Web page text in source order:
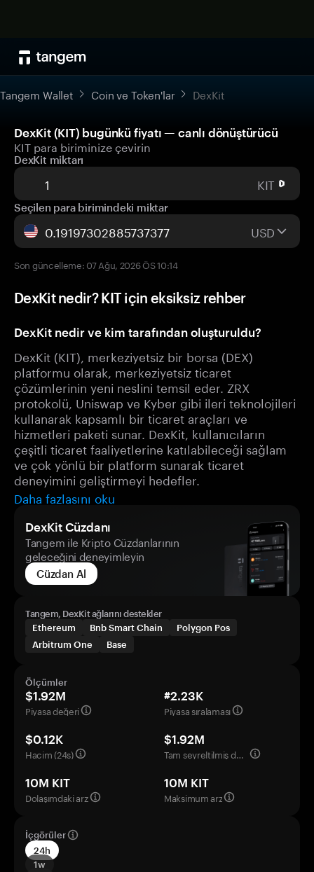
Tangem Wallet Coin ve Token'lar DexKit
DexKit (KIT) bugünkü fiyatı — canlı dönüştürücü
KIT para biriminize çevirin
DexKit miktarı
KIT
Seçilen para birimindeki miktar
USD
Son güncelleme: 07 Ağu, 2026 ÖS 10:14
DexKit nedir? KIT için eksiksiz rehber
DexKit nedir ve kim tarafından oluşturuldu?
DexKit (KIT), merkeziyetsiz bir borsa (DEX)
platformu olarak, merkeziyetsiz ticaret
çözümlerinin yeni neslini temsil eder. ZRX
protokolü, Uniswap ve Kyber gibi ileri teknolojileri
kullanarak kapsamlı bir ticaret araçları ve
hizmetleri paketi sunar. DexKit, kullanıcıların
çeşitli ticaret faaliyetlerine katılabileceği sağlam
ve çok yönlü bir platform sunarak ticaret
deneyimini geliştirmeyi hedefler.
Daha fazlasını oku
DexKit Cüzdanı
Tangem ile Kripto Cüzdanlarının
geleceğini deneyimleyin
Cüzdan Al
Tangem, DexKit ağlarını destekler
Ethereum
Bnb Smart Chain
Polygon Pos
Arbitrum One
Base
Ölçümler
$1.92M
Piyasa değeri
#2.23K
Piyasa sıralaması
$0.12K
Hacim (24s)
$1.92M
Tam seyreltilmiş değerleme
10M KIT
Dolaşımdaki arz
10M KIT
Maksimum arz
İçgörüler
24h
1w